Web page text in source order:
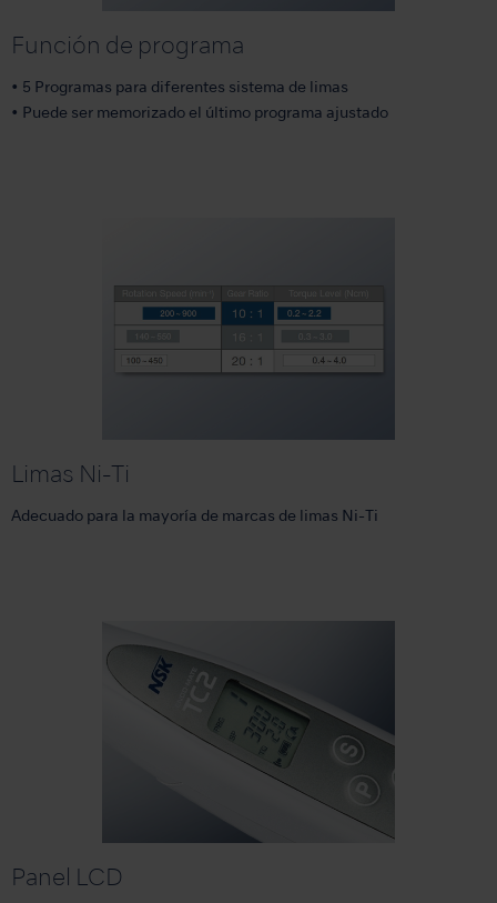
Función de programa
• 5 Programas para diferentes sistema de limas
• Puede ser memorizado el último programa ajustado
Limas Ni-Ti
Adecuado para la mayoría de marcas de limas Ni-Ti
Panel LCD